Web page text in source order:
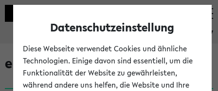
eKVV
eKVV News
Datenschutzeinstellung
Diese Webseite verwendet Cookies und ähnliche
Technologien. Einige davon sind essentiell, um die
Funktionalität der Website zu gewährleisten,
während andere uns helfen, die Website und Ihre